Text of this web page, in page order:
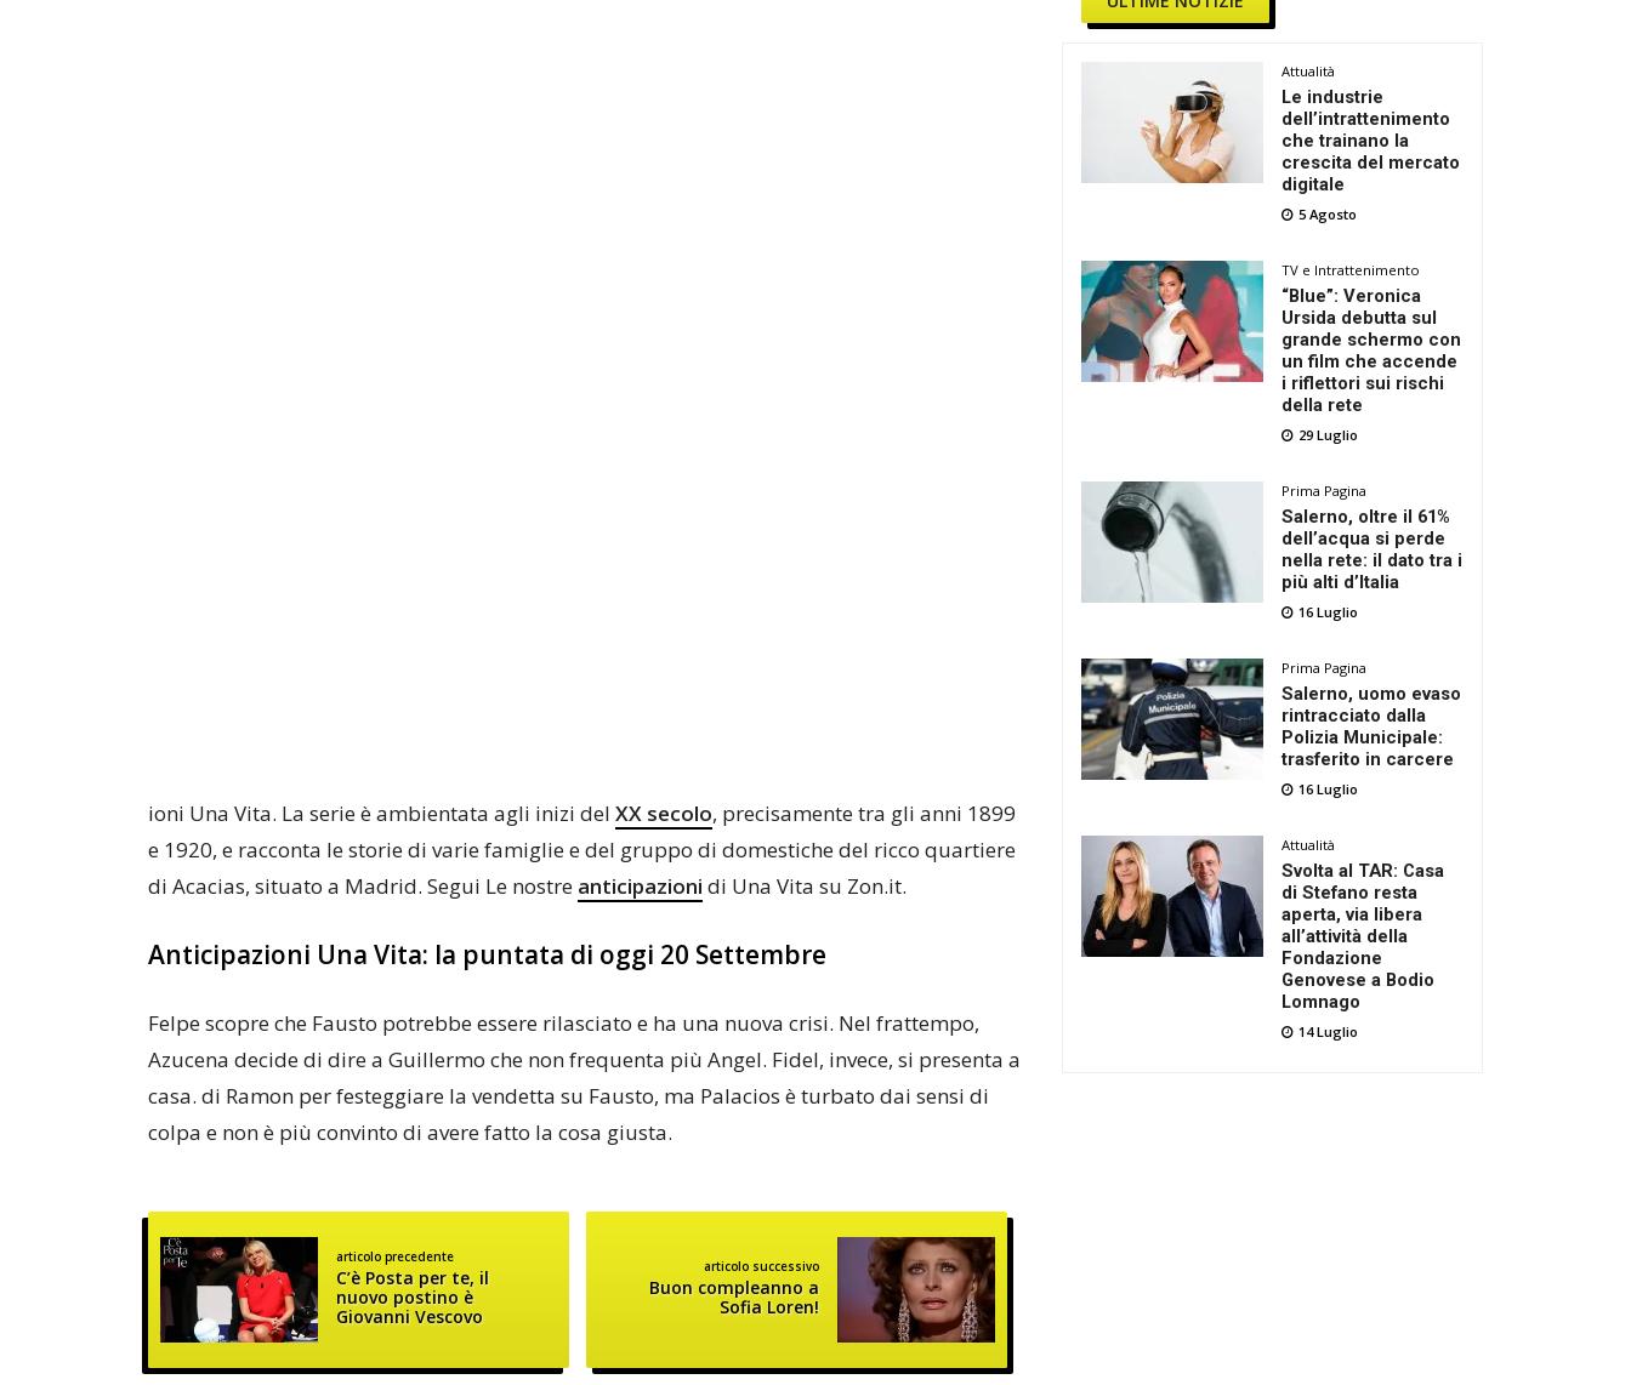
ioni Una Vita. La serie è ambientata agli inizi del XX secolo, precisamente tra gli anni 1899
e 1920, e racconta le storie di varie famiglie e del gruppo di domestiche del ricco quartiere
di Acacias, situato a Madrid. Segui Le nostre anticipazioni di Una Vita su Zon.it.
Anticipazioni Una Vita: la puntata di oggi 20 Settembre
Felpe scopre che Fausto potrebbe essere rilasciato e ha una nuova crisi. Nel frattempo,
Azucena decide di dire a Guillermo che non frequenta più Angel. Fidel, invece, si presenta a
casa. di Ramon per festeggiare la vendetta su Fausto, ma Palacios è turbato dai sensi di
colpa e non è più convinto di avere fatto la cosa giusta.
articolo precedente
C’è Posta per te, il
nuovo postino è
Giovanni Vescovo
articolo successivo
Buon compleanno a
Sofia Loren!
Attualità
Le industrie
dell’intrattenimento
che trainano la
crescita del mercato
digitale
5 Agosto
TV e Intrattenimento
“Blue”: Veronica
Ursida debutta sul
grande schermo con
un film che accende
i riflettori sui rischi
della rete
29 Luglio
Prima Pagina
Salerno, oltre il 61%
dell’acqua si perde
nella rete: il dato tra i
più alti d’Italia
16 Luglio
Prima Pagina
Salerno, uomo evaso
rintracciato dalla
Polizia Municipale:
trasferito in carcere
16 Luglio
Attualità
Svolta al TAR: Casa
di Stefano resta
aperta, via libera
all’attività della
Fondazione
Genovese a Bodio
Lomnago
14 Luglio